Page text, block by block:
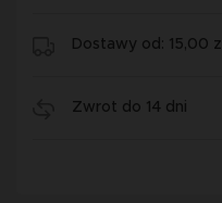
Dostawy od: 15,00 zł
Zwrot do 14 dni